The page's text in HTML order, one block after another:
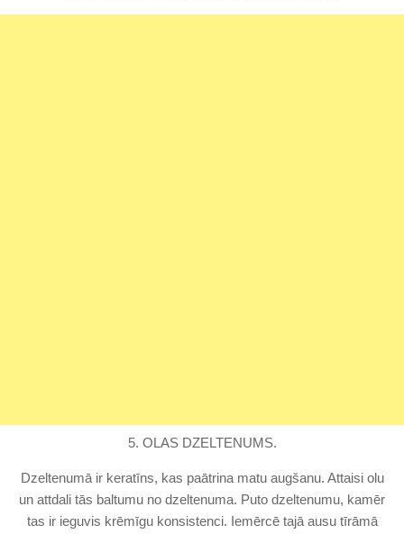
5. OLAS DZELTENUMS.
Dzeltenumā ir keratīns, kas paātrina matu augšanu. Attaisi olu
un attdali tās baltumu no dzeltenuma. Puto dzeltenumu, kamēr
tas ir ieguvis krēmīgu konsistenci. Iemērcē tajā ausu tīrāmā